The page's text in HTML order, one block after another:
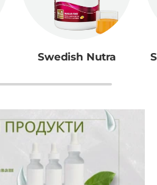
Swedish Nutra